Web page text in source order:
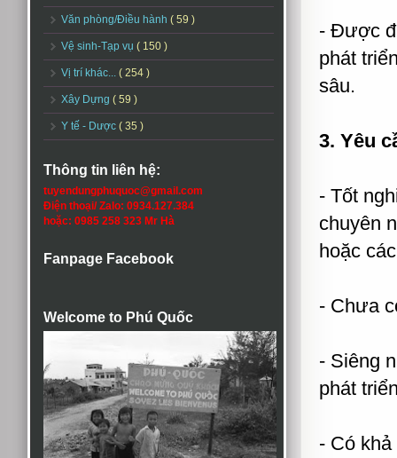
Văn phòng/Điều hành ( 59 )
Vệ sinh-Tạp vụ ( 150 )
Vị trí khác... ( 254 )
Xây Dựng ( 59 )
Y tế - Dược ( 35 )
Thông tin liên hệ:
tuyendungphuquoc@gmail.com
Điện thoại/ Zalo: 0934.127.384
hoặc: 0985 258 323 Mr Hà
Fanpage Facebook
Welcome to Phú Quốc
- Được
phát
sâu.
3. Yêu
- Tốt
chuyên
hoặc
- Chưa
- Siêng
phát
- Có